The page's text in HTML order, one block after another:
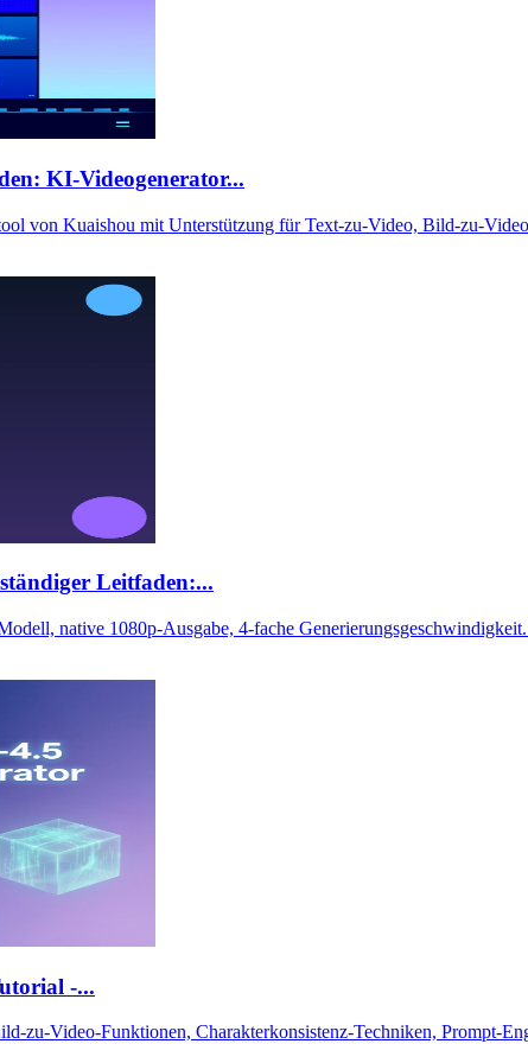
KI-Videogenerator...
von Kuaishou mit Unterstützung für Text-zu-Video, Bild-zu-
Leitfaden:...
native 1080p-Ausgabe, 4-fache
-...
zu-Video-Funktionen, Charakterkonsistenz-Techniken, Prompt-